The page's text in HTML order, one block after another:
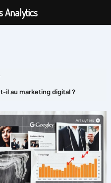
il au marketing digital ?
Analytics